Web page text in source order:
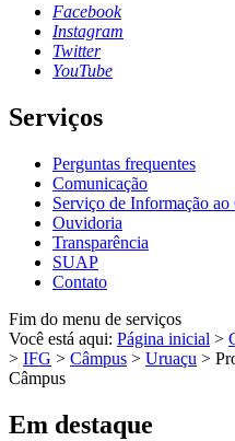
Facebook
Instagram
Twitter
YouTube
Serviços
Perguntas frequentes
Comunicação
Serviço de Informação ao
Ouvidoria
Transparência
SUAP
Contato
Fim do menu de serviços
Você está aqui: Página inicial >
> IFG > Câmpus > Uruaçu >
Câmpus
Em destaque